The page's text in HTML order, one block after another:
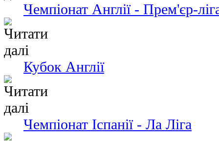
Чемпіонат Англії - Прем'єр-
Кубок Англії
Чемпiонат Іспанії - Ла Ліга